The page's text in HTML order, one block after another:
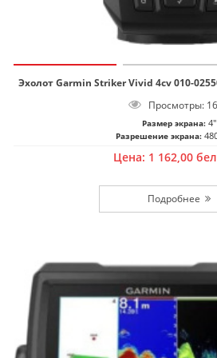
Эхолот Garmin Striker Vivid 4cv 010-
Просмотры:
Размер экрана: 4"
Разрешение экрана:
Цена: 1 162,00